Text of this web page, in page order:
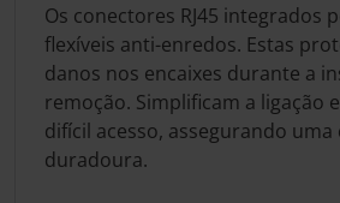
Os conectores RJ45 integrados
flexíveis anti-enredos. Estas
danos nos encaixes durante a
remoção. Simplificam a ligação
difícil acesso, assegurando uma
duradoura.